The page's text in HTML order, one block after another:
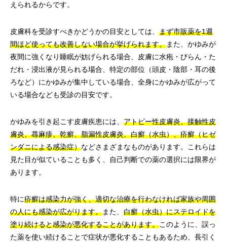
えられるからです。
皮膚科を受診すべきかどうかの目安としては、 まず市販薬を1週
間ほど使っても改善しない場合が挙げられます。また、かゆみが
夜間に強くなり睡眠が妨げられる場合、皮膚に水疱・びらん・た
だれ・浸出液が見られる場合、特定の部位（頭皮・陰部・耳の後
ろなど）にかゆみが集中している場合、全身にかゆみが広がって
いる場合なども受診の目安です。
かゆみを引き起こす皮膚疾患には、 アトピー性皮膚炎、接触性皮
膚炎、蕁麻疹、乾癬、脂漏性皮膚炎、白癬（水虫）、疥癬（ヒゼ
ンダニによる感染症）などさまざまなものがあります。これらは
見た目が似ていることも多く、自己判断での薬の選択には限界が
あります。
特に疥癬は感染力が強く、適切な治療を行わなければ家族や周囲
の人にも感染が広がります。また、 白癬（水虫）にステロイドを
塗り続けると感染が悪化することがあります。このように、誤っ
た薬を使い続けることで症状が悪化することもあるため、長引く